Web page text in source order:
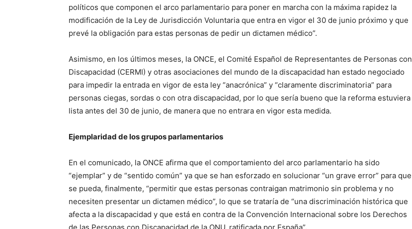
políticos que componen el arco parlamentario para poner en marcha con la máxima rapidez la
modificación de la Ley de Jurisdicción Voluntaria que entra en vigor el 30 de junio próximo y que
prevé la obligación para estas personas de pedir un dictamen médico”.
Asimismo, en los últimos meses, la ONCE, el Comité Español de Representantes de Personas con
Discapacidad (CERMI) y otras asociaciones del mundo de la discapacidad han estado negociado
para impedir la entrada en vigor de esta ley “anacrónica” y “claramente discriminatoria” para
personas ciegas, sordas o con otra discapacidad, por lo que sería bueno que la reforma estuviera
lista antes del 30 de junio, de manera que no entrara en vigor esta medida.
Ejemplaridad de los grupos parlamentarios
En el comunicado, la ONCE afirma que el comportamiento del arco parlamentario ha sido
“ejemplar” y de “sentido común” ya que se han esforzado en solucionar “un grave error” para que
se pueda, finalmente, “permitir que estas personas contraigan matrimonio sin problema y no
necesiten presentar un dictamen médico”, lo que se trataría de “una discriminación histórica que
afecta a la discapacidad y que está en contra de la Convención Internacional sobre los Derechos